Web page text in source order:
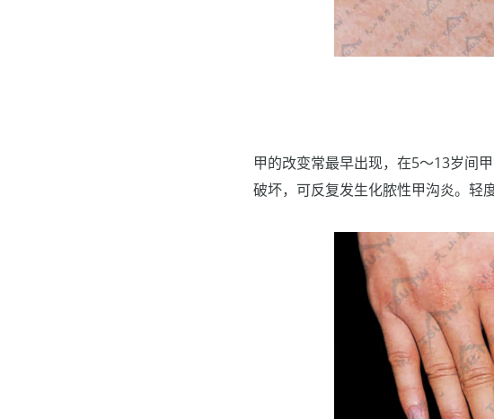
甲的改变常最早出现，在5～13岁间
破坏，可反复发生化脓性甲沟炎。轻